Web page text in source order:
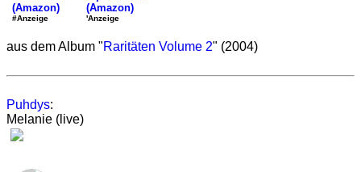
(Amazon)
#Anzeige
(Amazon)
'Anzeige
aus dem Album "Raritäten Volume 2" (2004)
Puhdys:
Melanie (live)